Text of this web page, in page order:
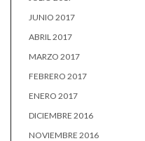
JUNIO 2017
ABRIL 2017
MARZO 2017
FEBRERO 2017
ENERO 2017
DICIEMBRE 2016
NOVIEMBRE 2016